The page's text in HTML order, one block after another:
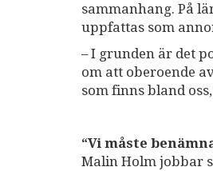
sammanhang. På
uppfattas som
– I grunden är det
om att oberoende
som finns bland
“Vi måste
Malin Holm jobbar